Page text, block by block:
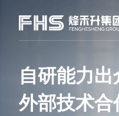
自研能力出
外部技术合